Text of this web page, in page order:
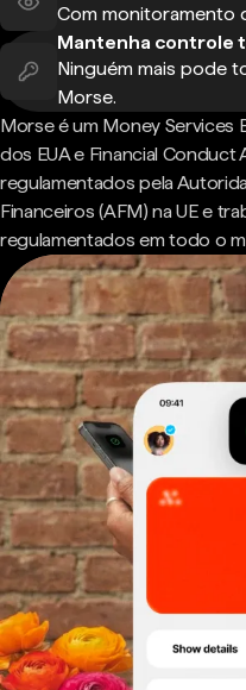
Com monitoramento
Mantenha controle
Ninguém mais pode
Morse.
Morse é um Money Services
dos EUA e Financial
regulamentados pela
Financeiros (AFM) na UE e
regulamentados em todo o